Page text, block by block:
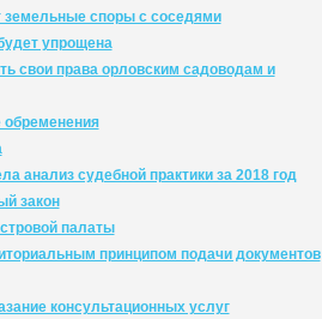
земельные споры с соседями
упрощена
свои права орловским садоводам и
обременения
анализ судебной практики за 2018 год
закон
палаты
принципом подачи документов
консультационных услуг